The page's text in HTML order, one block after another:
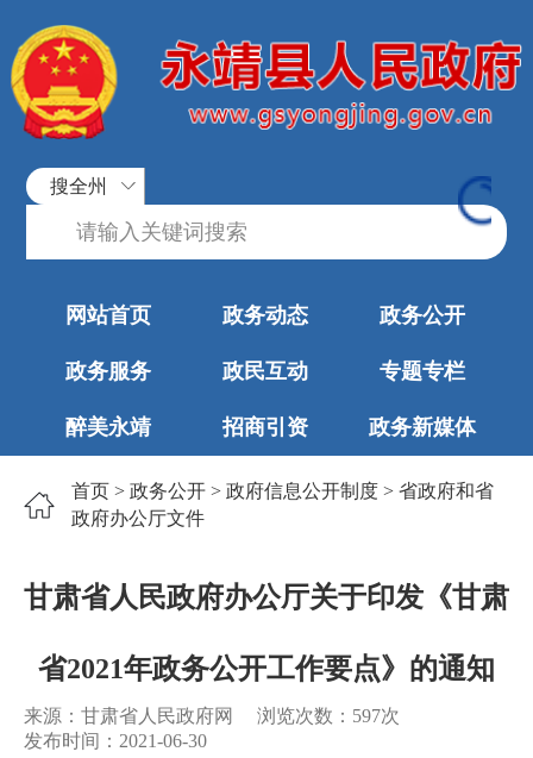
搜全州
网站首页 政务动态 政务公开
政务服务 政民互动 专题专栏
醉美永靖 招商引资 政务新媒体
首页 > 政务公开 > 政府信息公开制度 > 省政府和省
政府办公厅文件
甘肃省人民政府办公厅关于印发《甘肃
省2021年政务公开工作要点》的通知
来源：甘肃省人民政府网 浏览次数： 597次
发布时间：2021-06-30